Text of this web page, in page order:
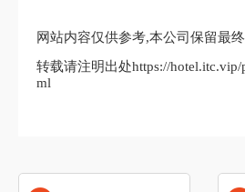
网站内容仅供参考,本公司保留最
转载请注明出处https://hotel.itc.vip/
ml